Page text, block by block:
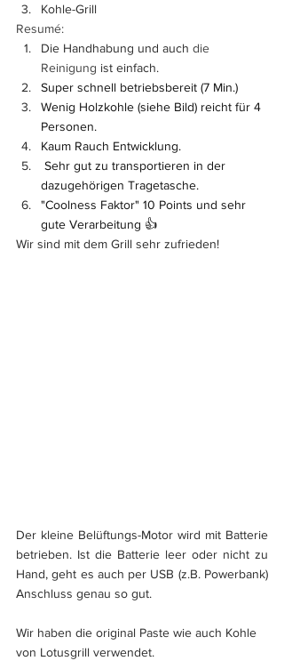
Kohle-Grill
Resumé:
Die Handhabung und auch die
Reinigung ist einfach.
Super schnell betriebsbereit (7 Min.)
Wenig Holzkohle (siehe Bild) reicht für 4
Personen.
Kaum Rauch Entwicklung.
dazugehörigen Tragetasche.
"Coolness Faktor" 10 Points und sehr
gute Verarbeitung 👍
Wir sind mit dem Grill sehr zufrieden!
Der kleine Belüftungs-Motor wird mit Batterie
betrieben. Ist die Batterie leer oder nicht zu
Hand, geht es auch per USB (z.B. Powerbank)
Anschluss genau so gut.
Wir haben die original Paste wie auch Kohle
von Lotusgrill verwendet.